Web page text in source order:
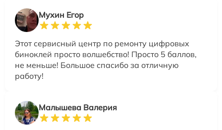
Мухин Егор
Этот сервисный центр по ремонту цифровых
биноклей просто волшебство! Просто 5 баллов,
не меньше! Большое спасибо за отличную
работу!
Малышева Валерия